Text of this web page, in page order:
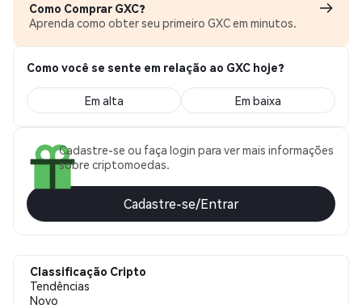
Como Comprar GXC?
Aprenda como obter seu primeiro GXC em minutos.
Como você se sente em relação ao GXC hoje?
Em alta Em baixa
Cadastre-se ou faça login para ver mais informações
sobre criptomoedas.
Cadastre-se/Entrar
Classificação Cripto
Tendências
Novo